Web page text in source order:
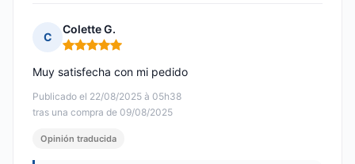
C
Colette G.
Nota: 5 de 5
Publicado el 22/08/2025 à 05h38
tras una compra de 09/08/2025
Muy satisfecha con mi pedido
Opinión traducida